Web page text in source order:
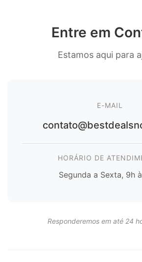
Entre em
Estamos aqui para
E-MAIL
HORÁRIO DE
Segunda a Sexta, 9h
Responderemos em até 24